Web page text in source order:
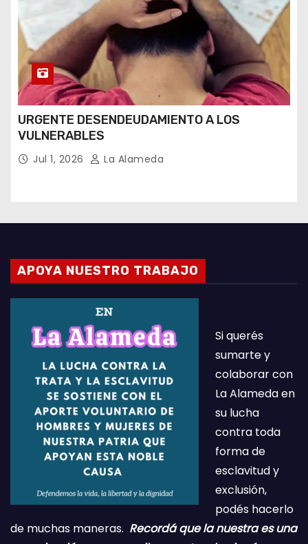
URGENTE DESENDEUDAMIENTO A LOS
VULNERABLES
Jul 1, 2026 La Alameda
APOYA NUESTRO TRABAJO
Si querés
sumarte y
colaborar con
La Alameda en
su lucha
contra toda
forma de
esclavitud y
exclusión,
podés hacerlo
de muchas maneras. Recordá que la nuestra es una